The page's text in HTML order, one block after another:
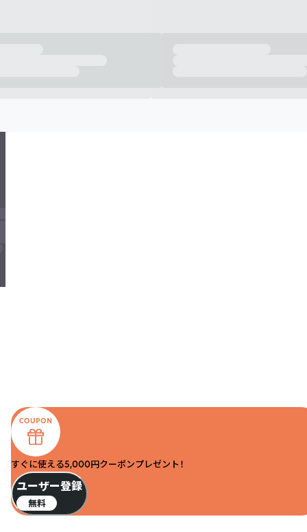
すぐに使える5,000円クーポンプレゼント！
ユーザー登録
無料